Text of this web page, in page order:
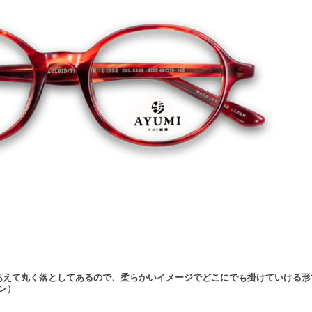
て丸く落としてあるので、柔らかいイメージでどこにでも掛けていける
）